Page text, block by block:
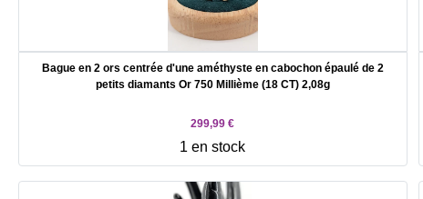
Bague en 2 ors centrée d'une améthyste en cabochon épaulé de 2
petits diamants Or 750 Millième (18 CT) 2,08g
299,99 €
1 en stock